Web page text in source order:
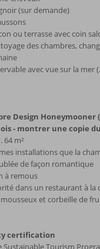
(sur demande)
ou terrasse avec coin
des chambres,
avec vue sur la
Design Honeymooner
- montrer une copie
64 m²
installations que la
de façon romantique
à remous
dans un restaurant à la
et corbeille de
certification
Sustainable Tourism